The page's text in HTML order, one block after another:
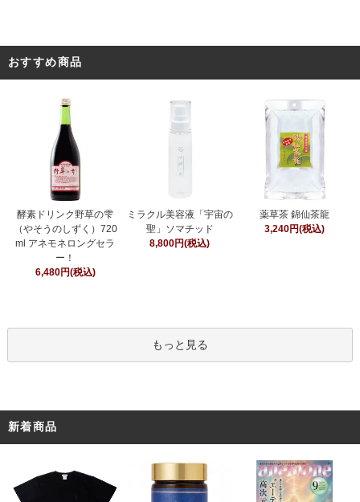
おすすめ商品
酵素ドリンク野草の雫
（やそうのしずく）720
ml アネモネロングセラ
ー！
6,480円(税込)
ミラクル美容液「宇宙の
聖」ソマチッド
8,800円(税込)
薬草茶 錦仙茶龍
3,240円(税込)
もっと見る
新着商品